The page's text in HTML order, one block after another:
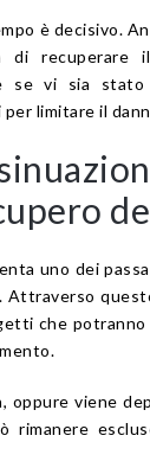
è decisivo.
di
se vi sia
limitare il
uno dei
che
oppure viene
rimanere